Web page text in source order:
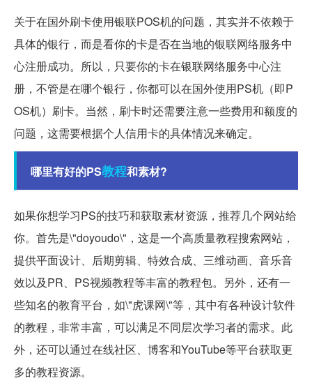
关于在国外刷卡使用银联POS机的问题，其实并不依赖于
具体的银行，而是看你的卡是否在当地的银联网络服务中
心注册成功。所以，只要你的卡在银联网络服务中心注
册，不管是在哪个银行，你都可以在国外使用PS机（即P
OS机）刷卡。当然，刷卡时还需要注意一些费用和额度的
问题，这需要根据个人信用卡的具体情况来确定。
哪里有好的PS教程和素材?
如果你想学习PS的技巧和获取素材资源，推荐几个网站给
你。首先是\"doyoudo\"，这是一个高质量教程搜索网站，
提供平面设计、后期剪辑、特效合成、三维动画、音乐音
效以及PR、PS视频教程等丰富的教程包。另外，还有一
些知名的教育平台，如\"虎课网\"等，其中有各种设计软件
的教程，非常丰富，可以满足不同层次学习者的需求。此
外，还可以通过在线社区、博客和YouTube等平台获取更
多的教程资源。